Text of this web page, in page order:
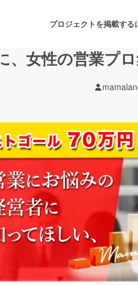
プロジェクトを掲載する
音楽
ゲーム・サービス開発
書籍・雑誌出版
チャレンジ
、女性の営業プ